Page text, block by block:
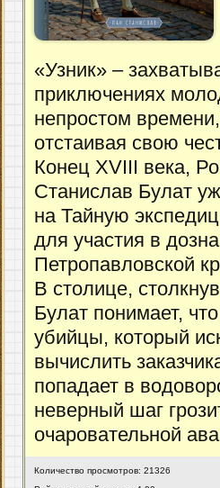
«Узник» –
приключениях
непростом
отстаивая свою
Конец XVIII века,
Станислав Булат
на Тайную
для участия в
Петропавловской
В столице,
Булат понимает,
убийцы, который
вычислить
попадает в
неверный шаг
очаровательной
Количество просмотров: 21326